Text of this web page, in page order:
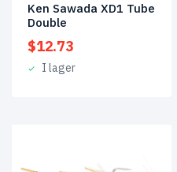
Ken Sawada XD1 Tube
Double
$12.73
I lager